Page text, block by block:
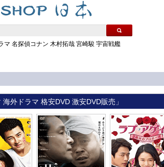
マ 名探偵コナン 木村拓哉 宮崎駿 宇宙戦艦
外ドラマ 格安DVD 激安DVD販売」